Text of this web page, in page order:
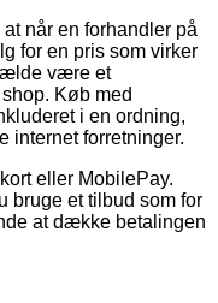
når en forhandler på
for en pris som virker
være et
Køb med
i en ordning,
internet forretninger.
eller MobilePay.
bruge et tilbud som for
at dække betalingen